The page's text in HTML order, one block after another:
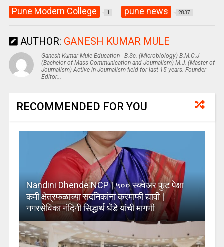
Pune Modern College 1 pune news 2837
AUTHOR: GANESH KUMAR MULE
Ganesh Kumar Mule Education - B.Sc. (Microbiology) B.M.C.J
(Bachelor of Mass Communication and Journalism) M.J. (Master of
Journalism) Active in Journalism field for last 15 years. Founder-
Editor...
RECOMMENDED FOR YOU
Nandini Dhende NCP | ५०० स्क्वेअर फुट पेक्षा
कमी क्षेत्रफळाच्या सदनिकांना करमाफी द्यावी |
नगरसेविका नंदिनी सिद्धार्थ धेंडे यांची मागणी